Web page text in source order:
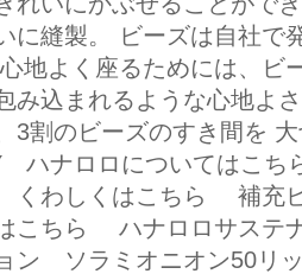
に縫製。 ビーズは自社で
地よく座るためには、ビ
み込まれるような心地よ
3割のビーズのすき間を
ハナロロについてはこち
くわしくはこちら 補充
こちら ハナロロサス
ン ソラミオニオン50リ